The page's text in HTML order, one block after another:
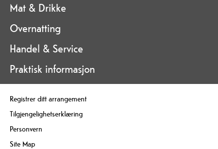
Mat & Drikke
Overnatting
Handel & Service
Praktisk informasjon
Registrer ditt arrangement
Tilgjengelighetserklæring
Personvern
Site Map